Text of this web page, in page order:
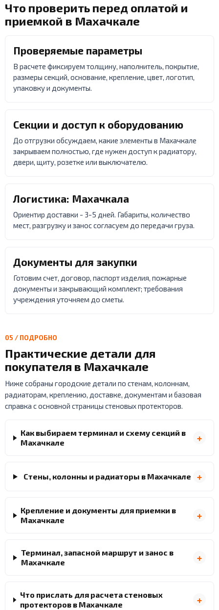
Что проверить перед оплатой и
приемкой в Махачкале
Проверяемые параметры
В расчете фиксируем толщину, наполнитель, покрытие,
размеры секций, основание, крепление, цвет, логотип,
упаковку и документы.
Секции и доступ к оборудованию
До отгрузки обсуждаем, какие элементы в Махачкале
закрываем полностью, где нужен доступ к радиатору,
двери, щиту, розетке или выключателю.
Логистика: Махачкала
Ориентир доставки - 3-5 дней. Габариты, количество
мест, разгрузку и занос согласуем до передачи груза.
Документы для закупки
Готовим счет, договор, паспорт изделия, пожарные
документы и закрывающий комплект; требования
учреждения уточняем до сметы.
05 / ПОДРОБНО
Практические детали для
покупателя в Махачкале
Ниже собраны городские детали по стенам, колоннам,
радиаторам, креплению, доставке, документам и базовая
справка с основной страницы стеновых протекторов.
Как выбираем терминал и схему секций в
Махачкале
Стены, колонны и радиаторы в Махачкале
Крепление и документы для приемки в
Махачкале
Терминал, запасной маршрут и занос в
Махачкале
Что прислать для расчета стеновых
протекторов в Махачкале